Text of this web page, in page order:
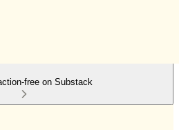
free on Substack